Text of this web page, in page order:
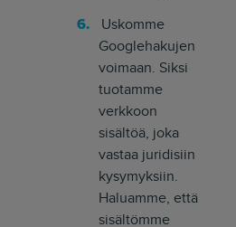
Uskomme
Googlehakujen
voimaan. Siksi
tuotamme
verkkoon
sisältöä, joka
vastaa juridisiin
kysymyksiin.
Haluamme, että
sisältömme